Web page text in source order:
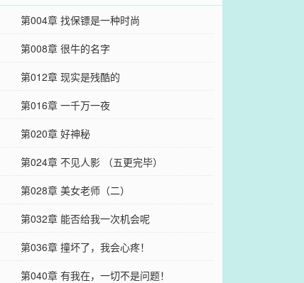
第004章 找保镖是一种时尚
第008章 很牛的名字
第012章 现实是残酷的
第016章 一千万一夜
第020章 好神秘
第024章 不见人影 （五更完毕）
第028章 美女老师（二）
第032章 能否给我一次机会呢
第036章 撞坏了，我会心疼！
第040章 有我在，一切不是问题！